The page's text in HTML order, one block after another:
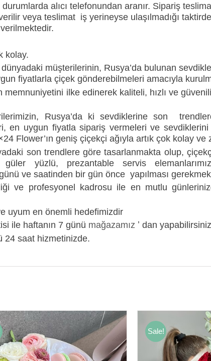
alıcı telefonundan aranır. Sipariş
veya teslimat iş yerineyse ulaşılmadığı
kolay.
müşterilerinin, Rusya’da bulunan
fiyatlarla çiçek gönderebilmeleri amacıyla
ilke edinerek kaliteli, hızlı ve
Rusya’da ki sevdiklerine son
en uygun fiyatla sipariş vermeleri ve
Flower’ın geniş çiçekçi ağıyla artık çok kolay ve
son trendlere göre tasarlanmakta olup,
güler yüzlü, prezantable servis
ve saatinden bir gün önce yapılması
ve profesyonel kadrosu ile en mutlu
uyum en önemli hedefimizdir
ile haftanın 7 günü mağazamız ʼ dan
24 saat hizmetinizde.
Sale!